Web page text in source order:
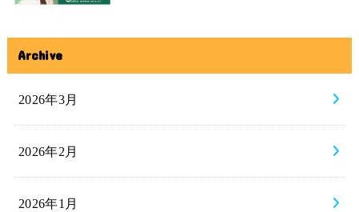
Archive
2026年3月
2026年2月
2026年1月